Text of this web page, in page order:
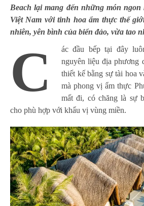
Beach lại mang đến những món
Việt Nam với tinh hoa ẩm thực thế
nhiên, yên bình của biển đảo, vừa tao
C
ác đầu bếp tại đây
nguyên liệu địa phương
thiết kế bằng sự tài hoa
mà phong vị ẩm thực
mất đi, có chăng là sự
cho phù hợp với khẩu vị vùng miền.